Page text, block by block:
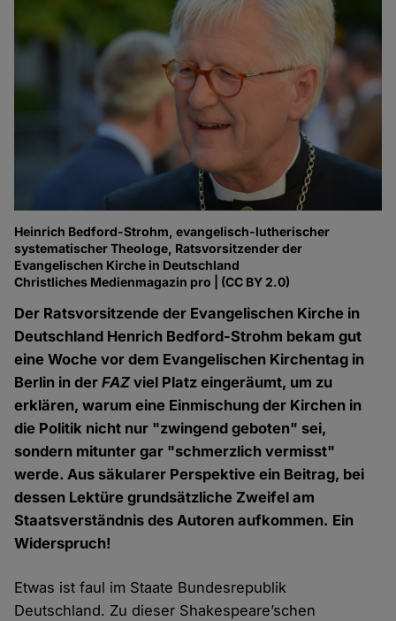
Heinrich Bedford-Strohm, evangelisch-lutherischer
systematischer Theologe, Ratsvorsitzender der
Evangelischen Kirche in Deutschland
Christliches Medienmagazin pro | (CC BY 2.0)
Der Ratsvorsitzende der Evangelischen Kirche in
Deutschland Henrich Bedford-Strohm bekam gut
eine Woche vor dem Evangelischen Kirchentag in
Berlin in derFAZ viel Platz eingeräumt, um zu
erklären, warum eine Einmischung der Kirchen in
die Politik nicht nur "zwingend geboten" sei,
sondern mitunter gar "schmerzlich vermisst"
werde. Aus säkularer Perspektive ein Beitrag, bei
dessen Lektüre grundsätzliche Zweifel am
Staatsverständnis des Autoren aufkommen. Ein
Widerspruch!
Etwas ist faul im Staate Bundesrepublik
Deutschland. Zu dieser Shakespeare’schen